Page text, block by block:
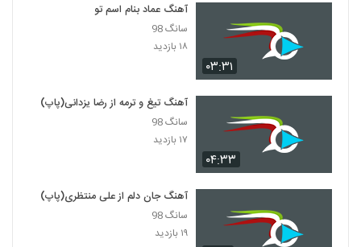
۲۴۲ بازدید
دانلود آهنگ جدید و زیبای علی منتظری با نام
مهربانم
۵۱۴ بازدید
آهنگ دیوانگی از امیر رضا آل صفر(پاپ)
۰۳:۳۱
آهنگ عماد بنام اسم تو
سانگ 98
۱۸ بازدید
۰۴:۳۳
آهنگ تیغ و ترمه از رضا یزدانی(پاپ)
سانگ 98
۱۷ بازدید
آهنگ جان دلم از علی منتظری(پاپ)
سانگ 98
۱۹ بازدید